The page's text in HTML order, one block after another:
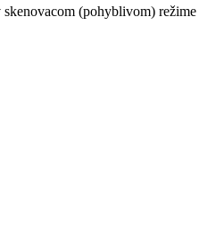
(pohyblivom)